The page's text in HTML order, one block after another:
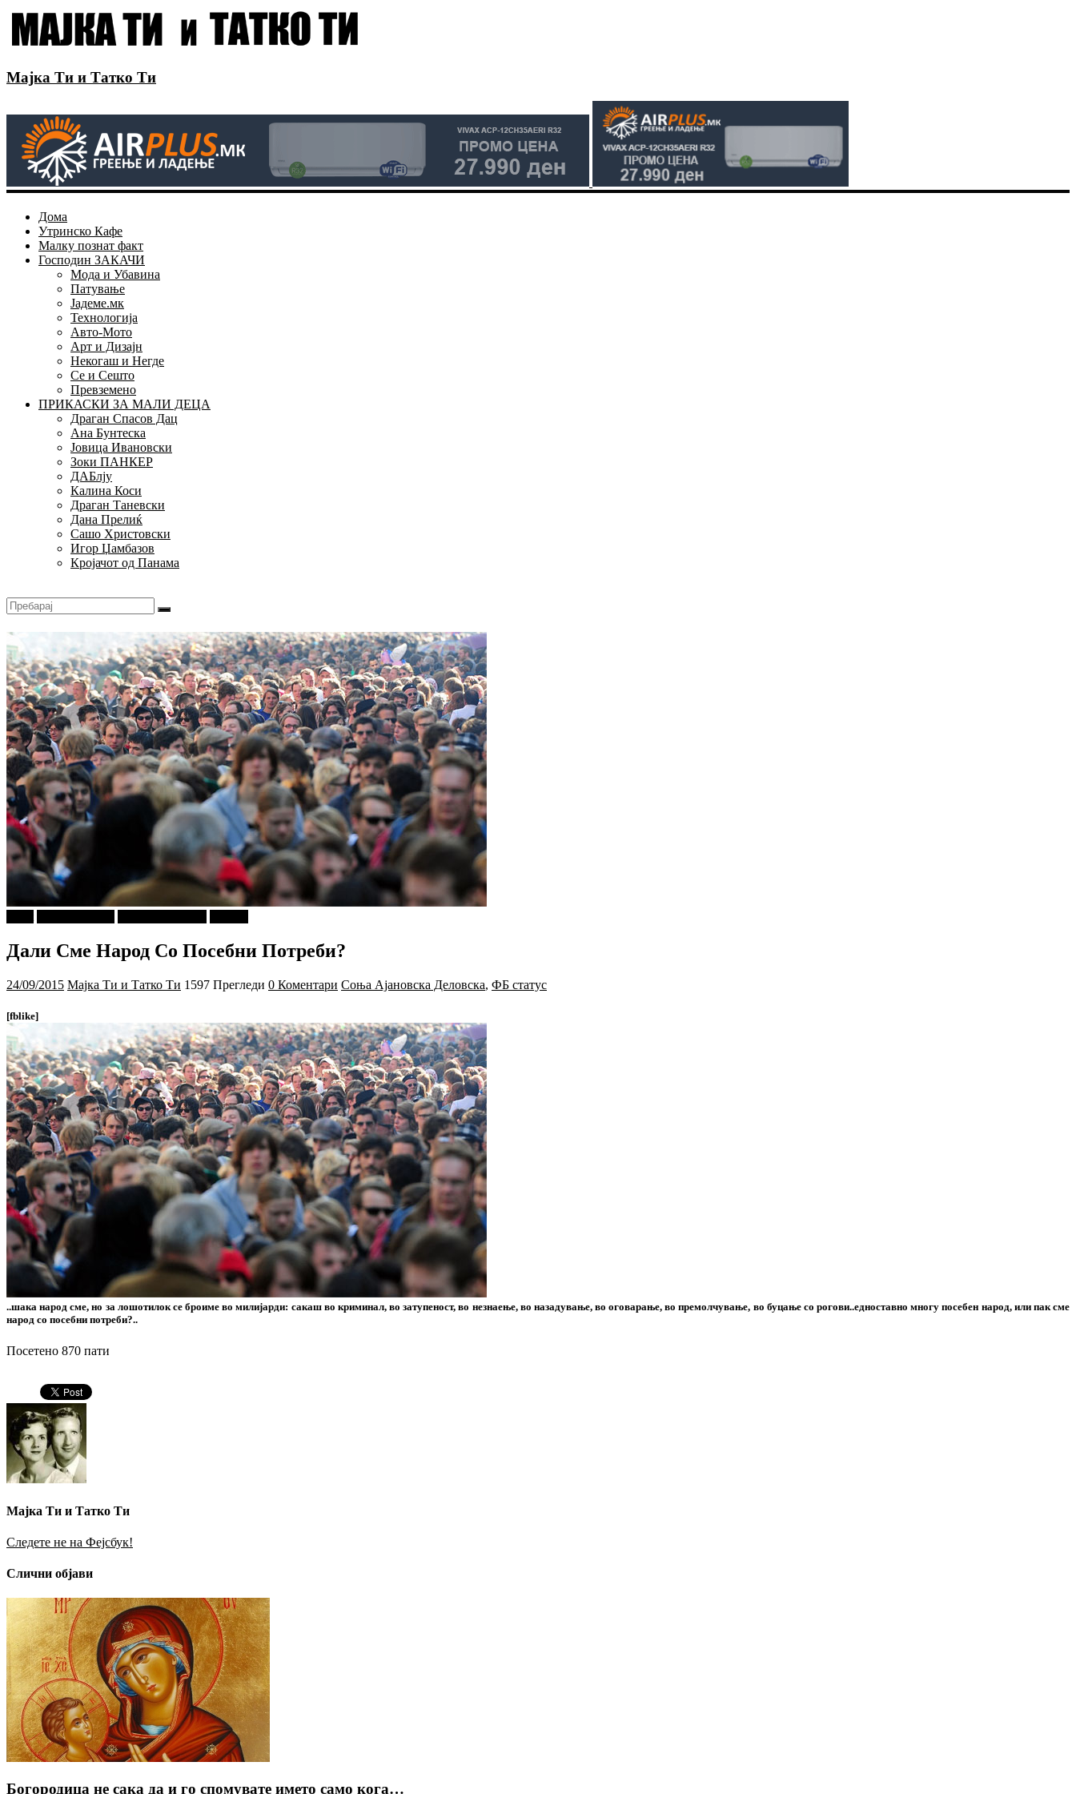
Мајка Ти и Татко Ти
Дома
Утринско Кафе
Малку познат факт
Господин ЗАКАЧИ
Мода и Убавина
Патување
Јадеме.мк
Технологија
Авто-Мото
Арт и Дизајн
Некогаш и Негде
Се и Сешто
Превземено
ПРИКАСКИ ЗА МАЛИ ДЕЦА
Драган Спасов Дац
Ана Бунтеска
Јовица Ивановски
Зоки ПАНКЕР
ДАБлју
Калина Коси
Драган Таневски
Дана Прелиќ
Сашо Христовски
Игор Џамбазов
Кројачот од Панама
Дали Сме Народ Со Посебни Потреби?
24/09/2015 Мајка Ти и Татко Ти 1597 Прегледи 0 Коментари Соња Ајановска Деловска, ФБ статус
[fblike]
..шака народ сме, но за лошотилок се броиме во милијарди: сакаш во криминал, во затупеност, во незнаење, во назадување, во оговарање, во премолчување, во буцање со рогови..едноставно многу посебен народ, или пак сме
народ со посебни потреби?..
Посетено 870 пати
Мајка Ти и Татко Ти
Следете не на Фејсбук!
Слични објави
Богородица не сака да и го спомувате името само кога…